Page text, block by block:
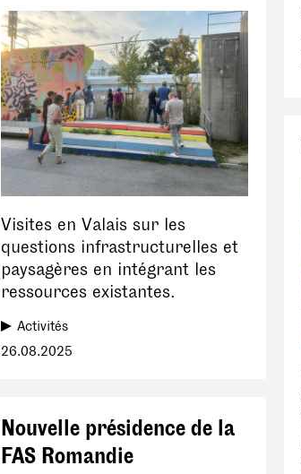
Visites en Valais sur les
questions infrastructurelles et
paysagères en intégrant les
ressources existantes.
Activités
26.08.2025
Nouvelle présidence de la
FAS Romandie